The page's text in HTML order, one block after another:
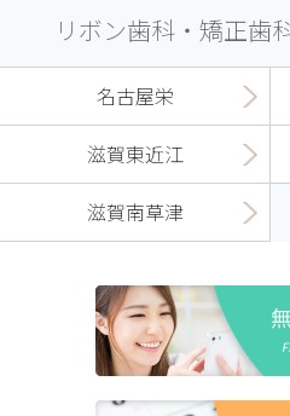
リボン歯科・矯正歯
名古屋栄
滋賀東近江
滋賀南草津